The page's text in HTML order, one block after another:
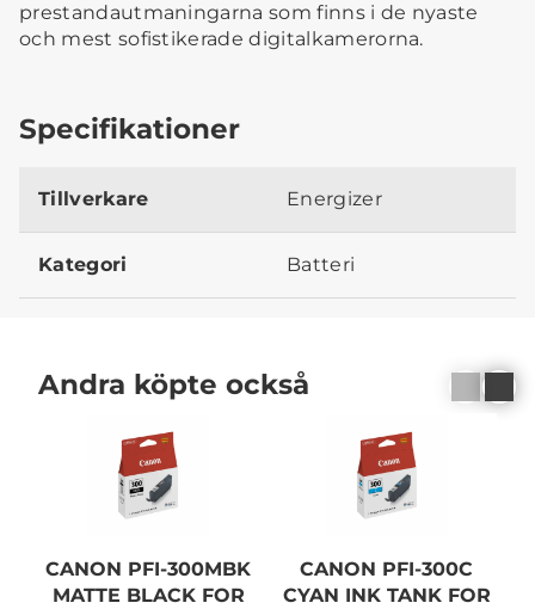
prestandautmaningarna som finns i de nyaste
och mest sofistikerade digitalkamerorna.
Specifikationer
Tillverkare Energizer
Kategori Batteri
Andra köpte också
CANON PFI-300MBK
MATTE BLACK FOR
CANON PFI-300C
CYAN INK TANK FOR